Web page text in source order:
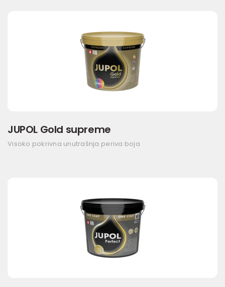
JUPOL Gold supreme
Visoko pokrivna unutrašnja periva boja